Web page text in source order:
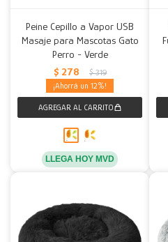
Peine Cepillo a Vapor USB
Masaje para Mascotas Gato
Perro - Verde
$ 278 $ 319
12
LLEGA HOY MVD